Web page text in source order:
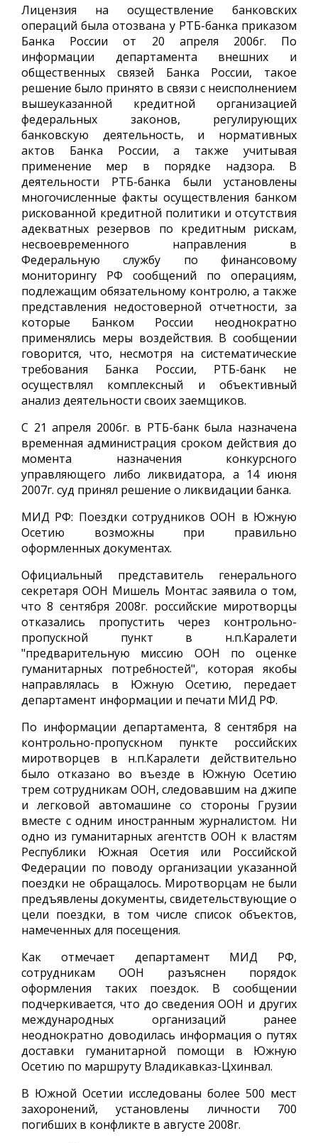
Лицензия на осуществление банковских
операций была отозвана у РТБ-банка приказом
Банка России от 20 апреля 2006г. По
информации департамента внешних и
общественных связей Банка России, такое
решение было принято в связи с неисполнением
вышеуказанной кредитной организацией
федеральных законов, регулирующих
банковскую деятельность, и нормативных
актов Банка России, а также учитывая
применение мер в порядке надзора. В
деятельности РТБ-банка были установлены
многочисленные факты осуществления банком
рискованной кредитной политики и отсутствия
адекватных резервов по кредитным рискам,
несвоевременного направления в
Федеральную службу по финансовому
мониторингу РФ сообщений по операциям,
подлежащим обязательному контролю, а также
представления недостоверной отчетности, за
которые Банком России неоднократно
применялись меры воздействия. В сообщении
говорится, что, несмотря на систематические
требования Банка России, РТБ-банк не
осуществлял комплексный и объективный
анализ деятельности своих заемщиков.
С 21 апреля 2006г. в РТБ-банк была назначена
временная администрация сроком действия до
момента назначения конкурсного
управляющего либо ликвидатора, а 14 июня
2007г. суд принял решение о ликвидации банка.
МИД РФ: Поездки сотрудников ООН в Южную
Осетию возможны при правильно
оформленных документах.
Официальный представитель генерального
секретаря ООН Мишель Монтас заявила о том,
что 8 сентября 2008г. российские миротворцы
отказались пропустить через контрольно-
пропускной пункт в н.п.Каралети
"предварительную миссию ООН по оценке
гуманитарных потребностей", которая якобы
направлялась в Южную Осетию, передает
департамент информации и печати МИД РФ.
По информации департамента, 8 сентября на
контрольно-пропускном пункте российских
миротворцев в н.п.Каралети действительно
было отказано во въезде в Южную Осетию
трем сотрудникам ООН, следовавшим на джипе
и легковой автомашине со стороны Грузии
вместе с одним иностранным журналистом. Ни
одно из гуманитарных агентств ООН к властям
Республики Южная Осетия или Российской
Федерации по поводу организации указанной
поездки не обращалось. Миротворцам не были
предъявлены документы, свидетельствующие о
цели поездки, в том числе список объектов,
намеченных для посещения.
Как отмечает департамент МИД РФ,
сотрудникам ООН разъяснен порядок
оформления таких поездок. В сообщении
подчеркивается, что до сведения ООН и других
международных организаций ранее
неоднократно доводилась информация о путях
доставки гуманитарной помощи в Южную
Осетию по маршруту Владикавказ-Цхинвал.
В Южной Осетии исследованы более 500 мест
захоронений, установлены личности 700
погибших в конфликте в августе 2008г.